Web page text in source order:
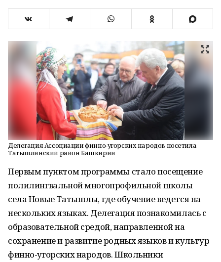
Делегация Ассоциации финно-угорских народов посетила
Татышлинский район Башкирии
Первым пунктом программы стало посещение
полилингвальной многопрофильной школы
села Новые Татышлы, где обучение ведется на
нескольких языках. Делегация познакомилась с
образовательной средой, направленной на
сохранение и развитие родных языков и культур
финно-угорских народов. Школьники